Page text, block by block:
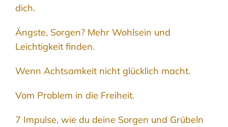
dich.
Ängste, Sorgen? Mehr Wohlsein und
Leichtigkeit finden.
Wenn Achtsamkeit nicht glücklich macht.
Vom Problem in die Freiheit.
7 Impulse, wie du deine Sorgen und Grübeln